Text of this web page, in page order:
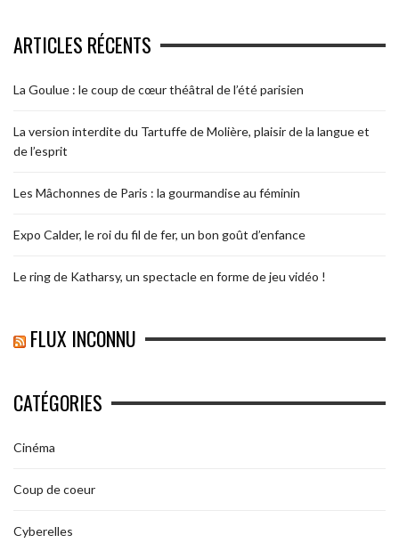
ARTICLES RÉCENTS
La Goulue : le coup de cœur théâtral de l’été parisien
La version interdite du Tartuffe de Molière, plaisir de la langue et
de l’esprit
Les Mâchonnes de Paris : la gourmandise au féminin
Expo Calder, le roi du fil de fer, un bon goût d’enfance
Le ring de Katharsy, un spectacle en forme de jeu vidéo !
FLUX INCONNU
CATÉGORIES
Cinéma
Coup de coeur
Cyberelles